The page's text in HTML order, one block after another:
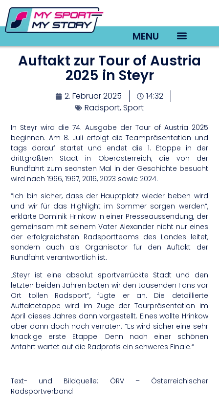
MENU
Auftakt zur Tour of Austria
2025 in Steyr
2. Februar 2025
14:32
Radsport,Sport
In Steyr wird die 74. Ausgabe der Tour of Austria 2025
beginnen. Am 8. Juli erfolgt die Teampräsentation und
tags darauf startet und endet die 1. Etappe in der
drittgrößten Stadt in Oberösterreich, die von der
Rundfahrt zum sechsten Mal in der Geschichte besucht
wird nach 1966, 1967, 2016, 2023 sowie 2024.
“Ich bin sicher, dass der Hauptplatz wieder beben wird
und wir für das Highlight im Sommer sorgen werden“,
erklärte Dominik Hrinkow in einer Presseaussendung, der
gemeinsam mit seinem Vater Alexander nicht nur eines
der erfolgreichsten Radsportteams des Landes leitet,
sondern auch als Organisator für den Auftakt der
Rundfahrt verantwortlich ist.
„Steyr ist eine absolut sportverrückte Stadt und den
letzten beiden Jahren boten wir den tausenden Fans vor
Ort tollen Radsport“, fügte er an. Die detaillierte
Auftaktetappe wird im Zuge der Tourpräsentation im
April dieses Jahres dann vorgestellt. Eines wollte Hrinkow
aber dann doch noch verraten: “Es wird sicher eine sehr
knackige erste Etappe. Denn nach einer schönen
Anfahrt wartet auf die Radprofis ein schweres Finale.“
Text- und Bildquelle: ÖRV – Österreichischer
Radsportverband